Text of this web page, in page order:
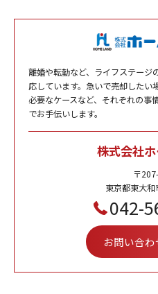
離婚や転勤など、ライフステージ
応しています。急いで売却したい
必要なケースなど、それぞれの事
でお手伝いします。
株式会社
〒
東京都東大
042-
お問い合